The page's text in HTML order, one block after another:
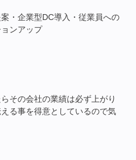
・企業型DC導入・従業員への
ンアップ
その会社の業績は必ず上がり
る事を得意としているので気